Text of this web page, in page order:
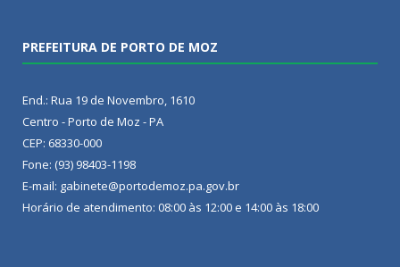
PREFEITURA DE PORTO DE MOZ
End.: Rua 19 de Novembro, 1610
Centro - Porto de Moz - PA
CEP: 68330-000
Fone: (93) 98403-1198
E-mail: gabinete@portodemoz.pa.gov.br
Horário de atendimento: 08:00 às 12:00 e 14:00 às 18:00